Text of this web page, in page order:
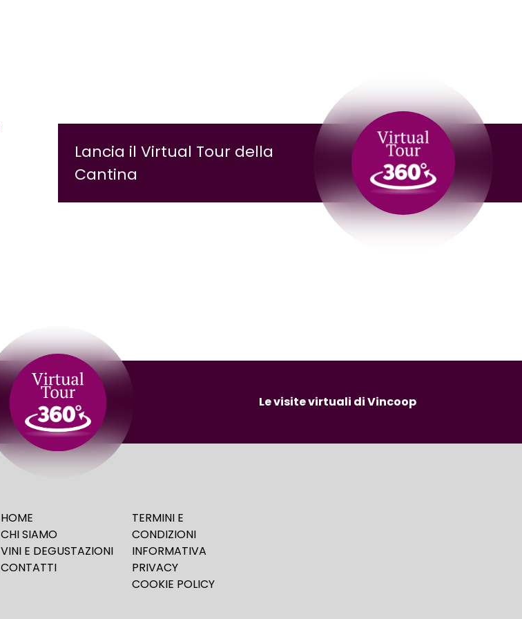
Lancia il Virtual Tour della
Cantina
Le visite virtuali di Vincoop
HOME
CHI SIAMO
VINI E DEGUSTAZIONI
CONTATTI
TERMINI E
CONDIZIONI
INFORMATIVA
PRIVACY
COOKIE POLICY